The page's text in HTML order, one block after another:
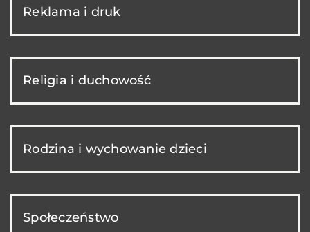
Reklama i druk
Religia i duchowość
Rodzina i wychowanie dzieci
Społeczeństwo